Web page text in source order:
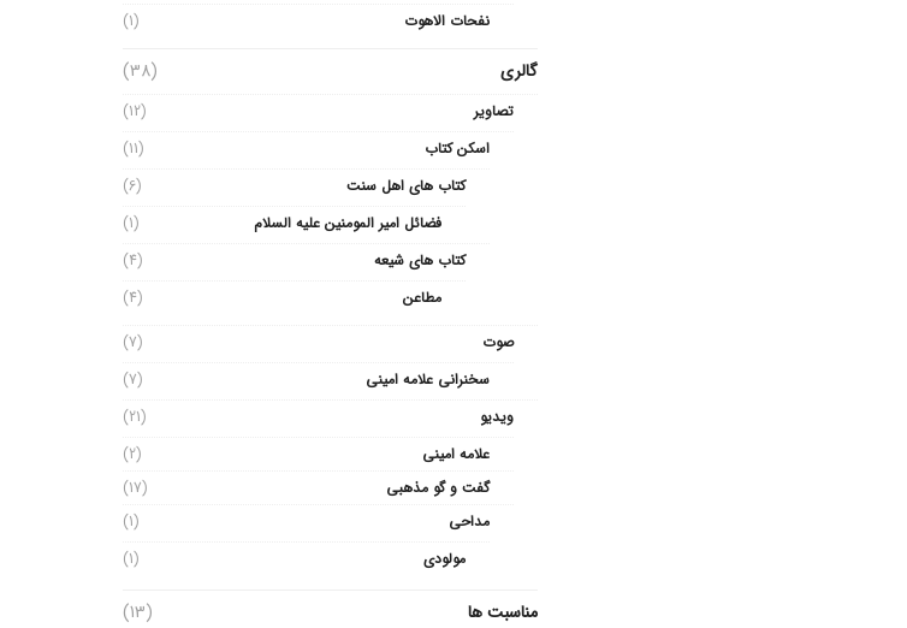
نفحات الاهوت
(1)
گالری (38)
تصاویر
(12)
اسکن کتاب
(11)
کتاب های اهل سنت
(6)
فضائل امیر المومنین علیه السلام
(1)
کتاب های شیعه
(4)
مطاعن
(4)
صوت
(7)
سخنرانی علامه امینی
(7)
ویدیو
(21)
علامه امینی
(2)
گفت و گو مذهبی
(17)
مداحی
(1)
مولودی
(1)
مناسبت ها (13)